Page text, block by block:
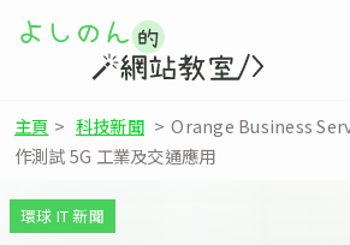
主頁 > 科技新聞 > Orange Business
作測試 5G 工業及交通應用
環球 IT 新聞